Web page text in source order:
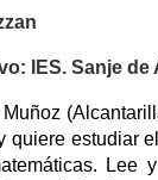
IES. Sanje de
quiere estudiar
Lee